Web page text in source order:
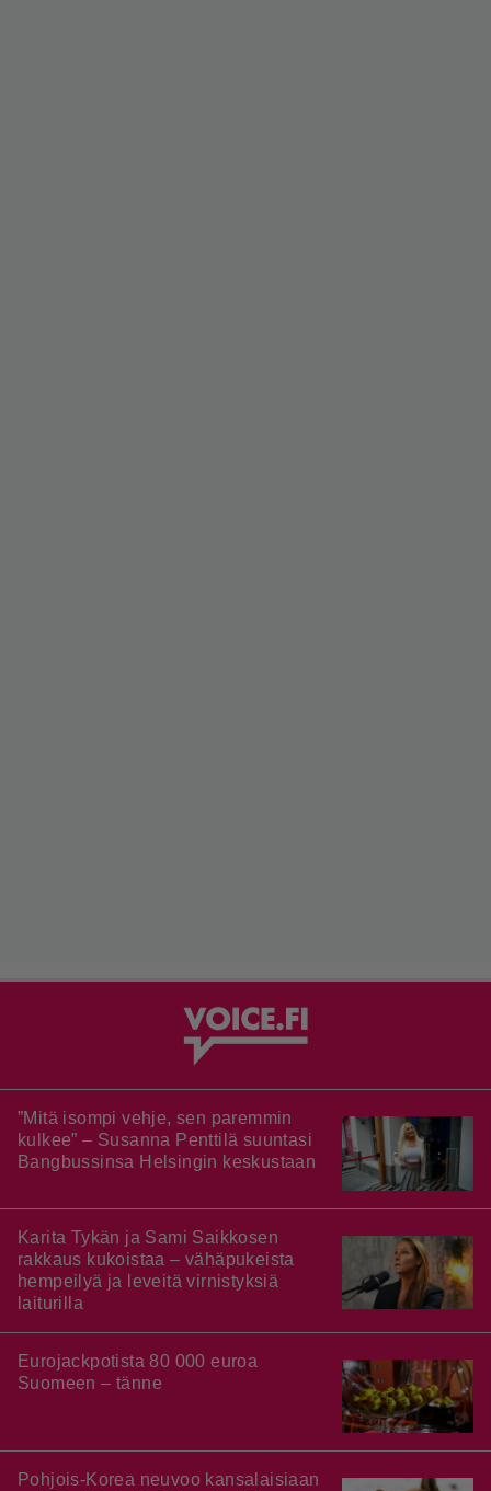
”Mitä isompi vehje, sen paremmin
kulkee” – Susanna Penttilä suuntasi
Bangbussinsa Helsingin keskustaan
Karita Tykän ja Sami Saikkosen
rakkaus kukoistaa – vähäpukeista
hempeilyä ja leveitä virnistyksiä
laiturilla
Eurojackpotista 80 000 euroa
Suomeen – tänne
Pohjois-Korea neuvoo kansalaisiaan